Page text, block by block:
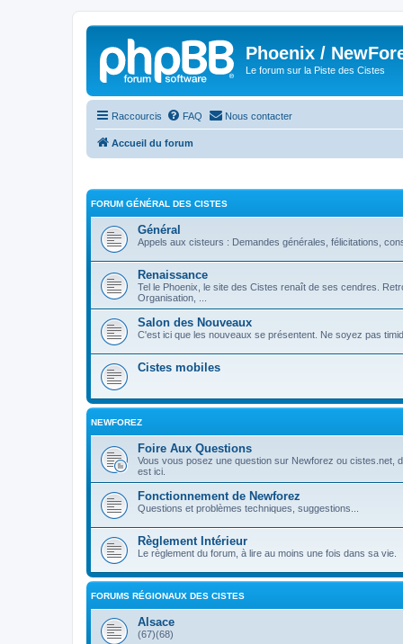
Phoenix /
Le forum sur la Piste des Cistes
Raccourcis FAQ Nous contacter
Accueil du forum
FORUM GÉNÉRAL DES CISTES
Général
Appels aux cisteurs : Demandes générales, félicitations,
Renaissance
Tel le Phoenix, le site des Cistes renaît de ses cendres.
Organisation, ...
Salon des Nouveaux
C'est ici que les nouveaux se présentent. Ne soyez pas
Cistes mobiles
NEWFOREZ
Foire Aux Questions
Vous vous posez une question sur Newforez ou cistes.net,
est ici.
Fonctionnement de Newforez
Questions et problèmes techniques, suggestions...
Règlement Intérieur
Le règlement du forum, à lire au moins une fois dans sa vie.
FORUMS RÉGIONAUX DES CISTES
Alsace
(67)(68)